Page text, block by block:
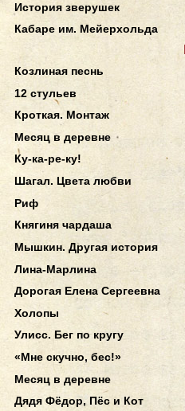
История зверушек
Кабаре им. Мейерхольда
Козлиная песнь
12 стульев
Кроткая. Монтаж
Месяц в деревне
Ку-ка-ре-ку!
Шагал. Цвета любви
Риф
Княгиня чардаша
Мышкин. Другая история
Лина-Марлина
Дорогая Елена Сергеевна
Холопы
Улисс. Бег по кругу
«Мне скучно, бес!»
Месяц в деревне
Дядя Фёдор, Пёс и Кот